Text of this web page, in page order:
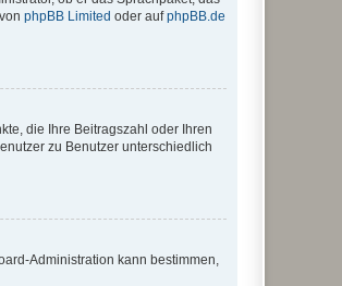
phpBB Limited oder aufphpBB.de
die Ihre Beitragszahl oder Ihren
zu Benutzer unterschiedlich
Administration kann bestimmen,